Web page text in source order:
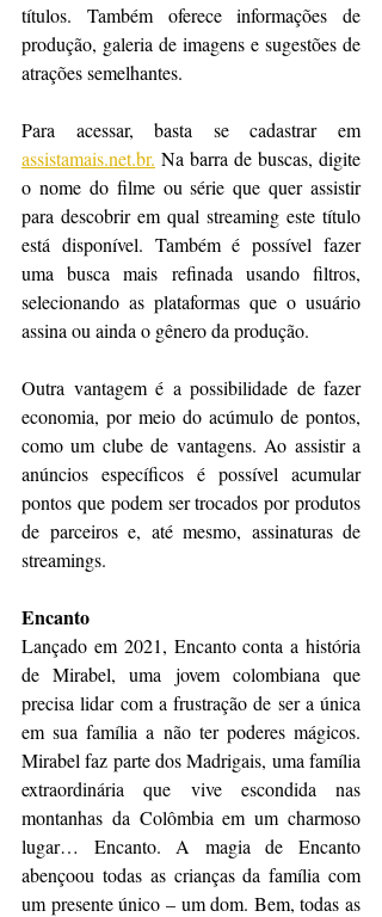
títulos. Também oferece informações de
produção, galeria de imagens e sugestões de
atrações semelhantes.
assistamais.net.br. Na barra de buscas, digite
o nome do filme ou série que quer assistir
para descobrir em qual streaming este título
está disponível. Também é possível fazer
uma busca mais refinada usando filtros,
selecionando as plataformas que o usuário
assina ou ainda o gênero da produção.
Outra vantagem é a possibilidade de fazer
economia, por meio do acúmulo de pontos,
como um clube de vantagens. Ao assistir a
anúncios específicos é possível acumular
pontos que podem ser trocados por produtos
de parceiros e, até mesmo, assinaturas de
streamings.
Encanto
Lançado em 2021, Encanto conta a história
de Mirabel, uma jovem colombiana que
precisa lidar com a frustração de ser a única
em sua família a não ter poderes mágicos.
Mirabel faz parte dos Madrigais, uma família
extraordinária que vive escondida nas
montanhas da Colômbia em um charmoso
lugar… Encanto. A magia de Encanto
abençoou todas as crianças da família com
um presente único – um dom. Bem, todas as